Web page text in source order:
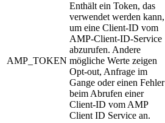
AMP_TOKEN
Enthält ein Token, das
verwendet werden kann,
um eine Client-ID vom
AMP-Client-ID-Service
abzurufen. Andere
mögliche Werte zeigen
Opt-out, Anfrage im
Gange oder einen Fehler
beim Abrufen einer
Client-ID vom AMP
Client ID Service an.